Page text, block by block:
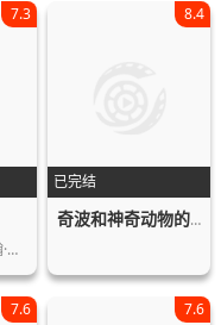
7.3
比利·克里斯托,约翰·古德曼,亨利·温…
已完结
8.4
奇波和神奇动物的时代第三季
7.6 7.6